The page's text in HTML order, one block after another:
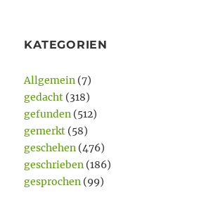
KATEGORIEN
Allgemein (7)
gedacht (318)
gefunden (512)
gemerkt (58)
geschehen (476)
geschrieben (186)
gesprochen (99)